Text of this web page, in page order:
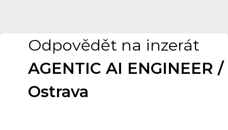
Odpovědět na inzerát
AGENTIC AI ENGINEER /
Ostrava